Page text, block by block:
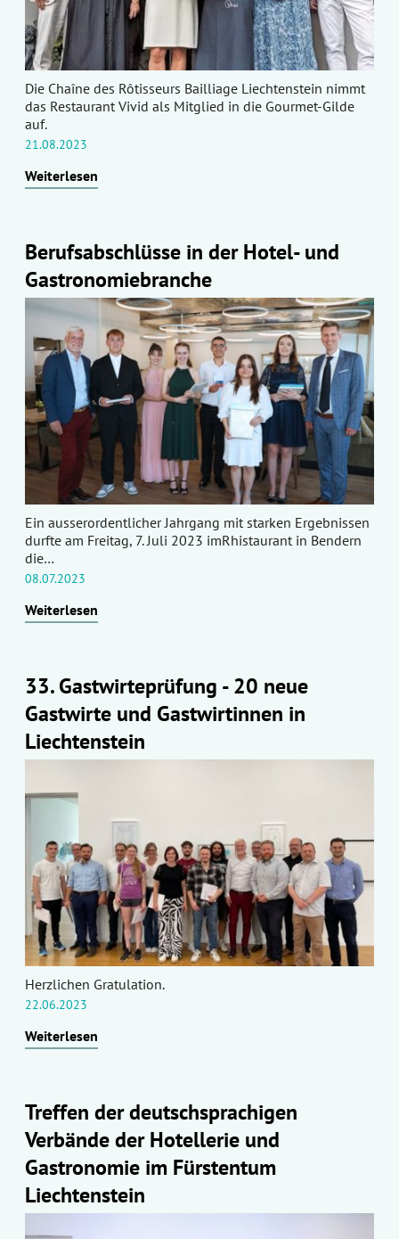
Die Chaîne des Rôtisseurs Bailliage Liechtenstein nimmt
das Restaurant Vivid als Mitglied in die Gourmet-Gilde
auf.
21.08.2023
Weiterlesen
Berufsabschlüsse in der Hotel- und
Gastronomiebranche
Ein ausserordentlicher Jahrgang mit starken Ergebnissen
durfte am Freitag, 7. Juli 2023 imRhistaurant in Bendern
die…
08.07.2023
Weiterlesen
33. Gastwirteprüfung - 20 neue
Gastwirte und Gastwirtinnen in
Liechtenstein
Herzlichen Gratulation.
22.06.2023
Weiterlesen
Treffen der deutschsprachigen
Verbände der Hotellerie und
Gastronomie im Fürstentum
Liechtenstein